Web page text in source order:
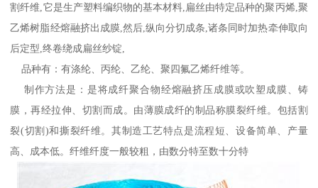
割纤维,它是生产塑料编织物的基本材料,扁丝由特定品种的聚丙烯,聚
乙烯树脂经熔融挤出成膜,然后,纵向分切成条,诸条同时加热牵伸取向
后定型,终卷绕成扁丝纱锭,
品种有：有涤纶、丙纶、乙纶、聚四氟乙烯纤维等。
制作方法是：是将成纤聚合物经熔融挤压成膜或吹塑成膜、铸
膜，再经拉伸、切割而成。由薄膜成纤的制品称膜裂纤维。包括割
裂(切割)和撕裂纤维。其制造工艺特点是流程短、设备简单、产量
高、成本低。纤维纤度一般较粗，由数分特至数十分特